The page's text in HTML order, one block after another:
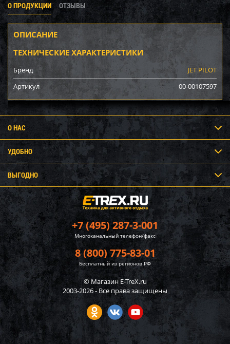
О ПРОДУКЦИИ ОТЗЫВЫ
ОПИСАНИЕ
ТЕХНИЧЕСКИЕ ХАРАКТЕРИСТИКИ
Бренд
JET PILOT
Артикул
00-00107597
+7 (495) 287-3-001
Многоканальный телефон/факс
8 (800) 775-83-01
Бесплатный из регионов РФ
© Магазин E-TreX.ru
2003-2026 - Все права защищены
О НАС
УДОБНО
ВЫГОДНО